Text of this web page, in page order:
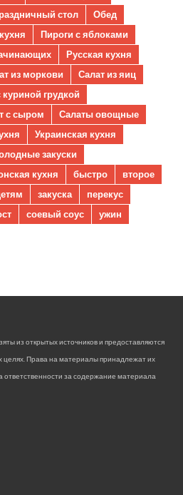
стол
Обед
Пироги с яблоками
Русская кухня
из моркови
Салат из яиц
куриной грудкой
с сыром
Салаты овощные
Украинская кухня
закуски
кухня быстро
второе
закуска
перекус
соевый соус ужин
из открытых источников и предоставляются
целях. Права на материалы принадлежат их
за содержание материала